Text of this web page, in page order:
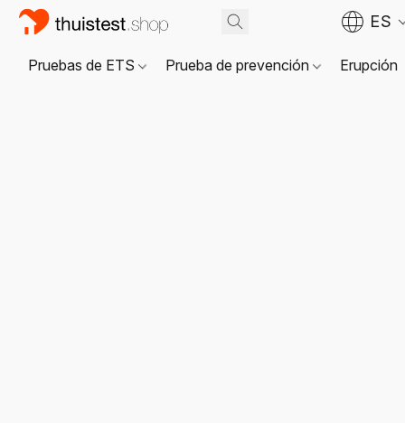
ES
Pruebas de ETS Prueba de prevención Erupción